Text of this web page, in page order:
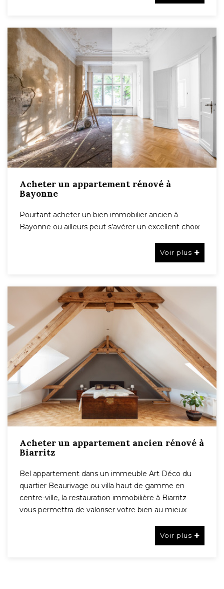
Acheter un appartement rénové à
Bayonne
Pourtant acheter un bien immobilier ancien à
Bayonne ou ailleurs peut s’avérer un excellent choix
Voir plus
Acheter un appartement ancien rénové à
Biarritz
Bel appartement dans un immeuble Art Déco du
quartier Beaurivage ou villa haut de gamme en
centre-ville, la restauration immobilière à Biarritz
vous permettra de valoriser votre bien au mieux
Voir plus